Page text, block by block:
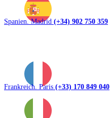
Spanien. Madrid (+34) 902 750 359
Frankreich. Paris (+33) 170 849 040